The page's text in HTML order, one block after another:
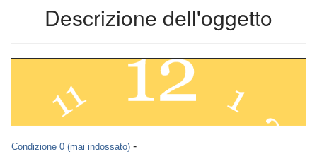
Descrizione dell'oggetto
Condizione 0 (mai indossato) -